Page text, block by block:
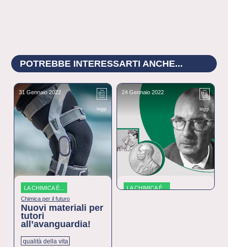
POTREBBE INTERESSARTI ANCHE...
31 Gennaio 2022
leggi
LA CHIMICA È...
Chimica per il futuro
Nuovi materiali per
tutori
all’avanguardia!
qualità della vita
24 Gennaio 2022
leggi
LA CHIMICA È...